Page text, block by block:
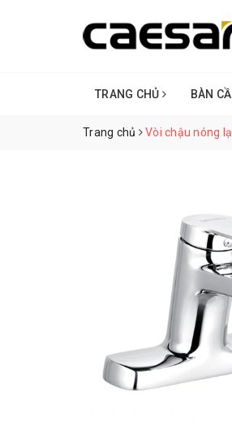
TRANG CHỦ BÀN
Trang chủ Vòi chậu nóng